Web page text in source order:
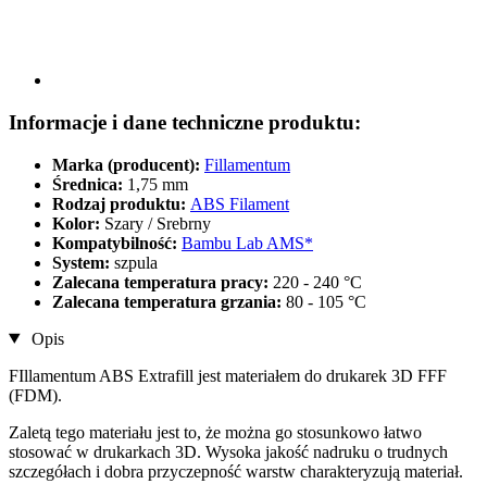
Informacje i dane techniczne produktu:
Marka (producent): Fillamentum
Średnica: 1,75 mm
Rodzaj produktu: ABS Filament
Kolor: Szary / Srebrny
Kompatybilność: Bambu Lab AMS*
System: szpula
Zalecana temperatura pracy: 220 - 240 °C
Zalecana temperatura grzania: 80 - 105 °C
Opis
FIllamentum ABS Extrafill jest materiałem do drukarek 3D FFF
(FDM).
Zaletą tego materiału jest to, że można go stosunkowo łatwo
stosować w drukarkach 3D. Wysoka jakość nadruku o trudnych
szczegółach i dobra przyczepność warstw charakteryzują materiał.